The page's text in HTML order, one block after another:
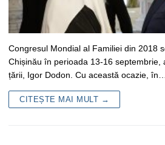
Congresul Mondial al Familiei din 2018
Chișinău în perioada 13-16 septembrie,
țării, Igor Dodon. Cu această ocazie, în…
CITEȘTE MAI MULT →